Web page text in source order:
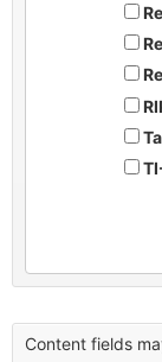
Content fields